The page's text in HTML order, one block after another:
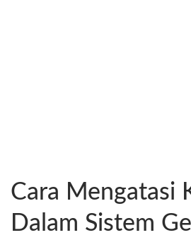
Cara Mengatasi
Dalam Sistem